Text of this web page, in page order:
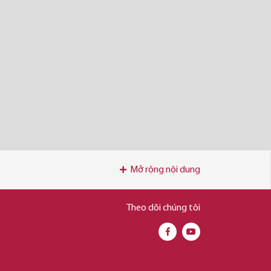
Mở rộng nội dung
Theo dõi chúng tôi